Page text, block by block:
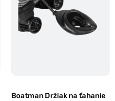
Boatman Držiak na ťahanie